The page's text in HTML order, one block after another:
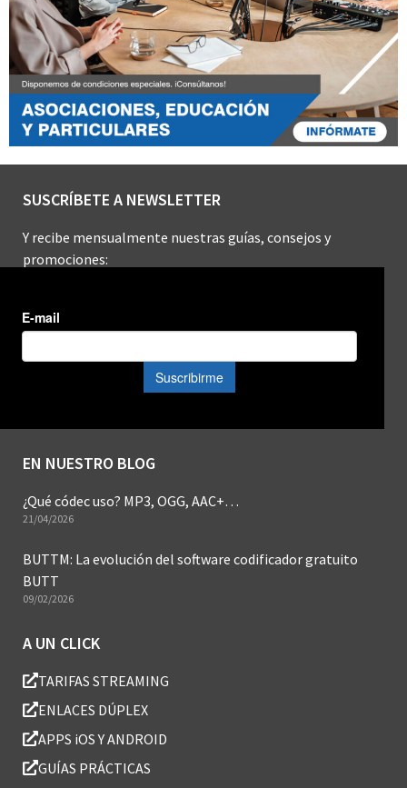
SUSCRÍBETE A NEWSLETTER
Y recibe mensualmente nuestras guías, consejos y
promociones:
EN NUESTRO BLOG
¿Qué códec uso? MP3, OGG, AAC+…
21/04/2026
BUTTM: La evolución del software codificador gratuito
BUTT
09/02/2026
A UN CLICK
TARIFAS STREAMING
ENLACES DÚPLEX
APPS iOS Y ANDROID
GUÍAS PRÁCTICAS